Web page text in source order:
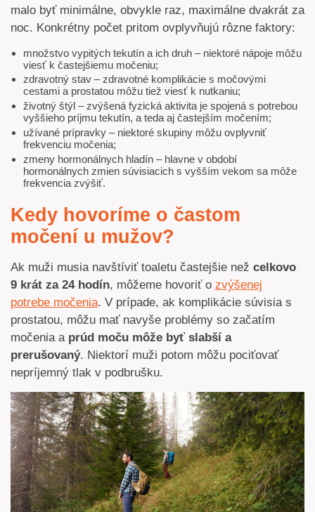
malo byť minimálne, obvykle raz, maximálne dvakrát za
noc. Konkrétny počet pritom ovplyvňujú rôzne faktory:
množstvo vypitých tekutín a ich druh – niektoré nápoje môžu
viesť k častejšiemu močeniu;
zdravotný stav – zdravotné komplikácie s močovými
cestami a prostatou môžu tiež viesť k nutkaniu;
životný štýl – zvýšená fyzická aktivita je spojená s potrebou
vyššieho príjmu tekutín, a teda aj častejším močením;
užívané prípravky – niektoré skupiny môžu ovplyvniť
frekvenciu močenia;
zmeny hormonálnych hladín – hlavne v období
hormonálnych zmien súvisiacich s vyšším vekom sa môže
frekvencia zvýšiť.
Kedy hovoríme o častom
močení u mužov?
Ak muži musia navštíviť toaletu častejšie než celkovo
9 krát za 24 hodín, môžeme hovoriť o zvýšenej
potrebe močenia. V prípade, ak komplikácie súvisia s
prostatou, môžu mať navyše problémy so začatím
močenia a prúd moču môže byť slabší a
prerušovaný. Niektorí muži potom môžu pociťovať
nepríjemný tlak v podbrušku.